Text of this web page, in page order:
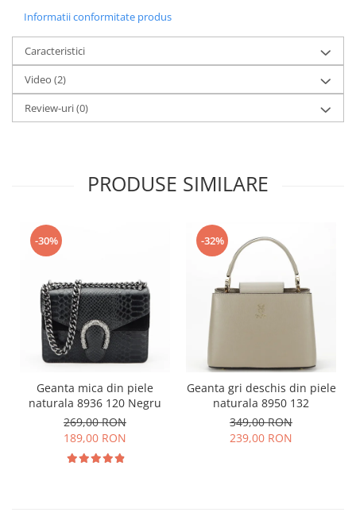
Informatii conformitate produs
Caracteristici
Video (2)
Review-uri(0)
PRODUSE SIMILARE
-30%
Geanta mica din piele
naturala 8936 120 Negru
269,00 RON
189,00 RON
-32%
Geanta gri deschis din piele
naturala 8950 132
349,00 RON
239,00 RON